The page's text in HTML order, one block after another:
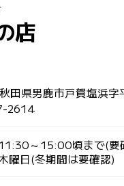
店
田県男鹿市戸賀塩浜
2614
～15:00頃まで(要
曜日(冬期間は要確認)